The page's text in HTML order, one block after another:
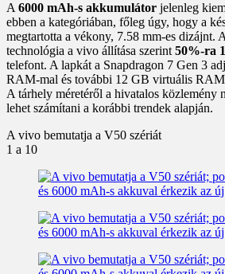
A6000 mAh-s akkumulátor jelenleg
ebben a kategóriában, főleg úgy, hogy a
megtartotta a vékony, 7.58 mm-es dizájnt.
technológia a vivo állítása szerint50%-ra
telefont. A lapkát a Snapdragon 7 Gen 3
RAM-mal és további 12 GB virtuális
A tárhely méretéről a hivatalos közlemény
lehet számítani a korábbi trendek alapján.
A vivo bemutatja a V50 szériát
1 a 10